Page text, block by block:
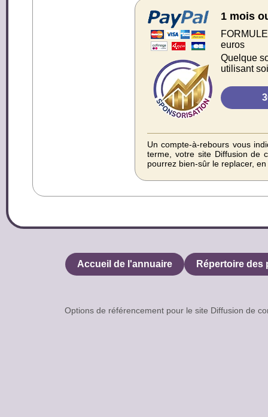
1 mois
euros
Quelque
utilisant
Un compte-à-rebours vous
terme, votre site Diffusion de
pourrez bien-sûr le replacer,
Accueil de l'annuaire Répertoire
Options de référencement pour le site Diffusion de